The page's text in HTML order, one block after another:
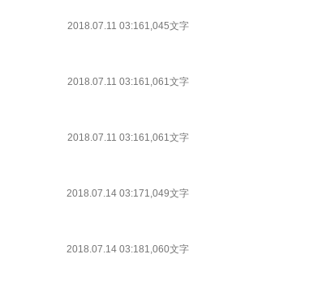
2018.07.11 03:161,045文字
2018.07.11 03:161,061文字
2018.07.11 03:161,061文字
2018.07.14 03:171,049文字
2018.07.14 03:181,060文字